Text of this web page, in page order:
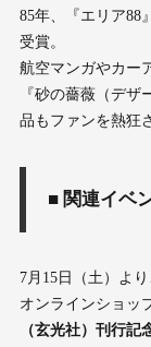
85年、『エリア88
受賞。
航空マンガやカー
『砂の薔薇（デ
品もファンを熱狂
■ 関連イベ
7月15日（土）よ
オンラインショッ
（玄光社）刊行